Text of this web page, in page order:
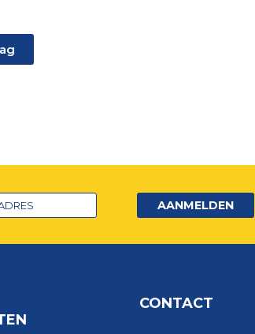
AANMELDEN
CONTACT